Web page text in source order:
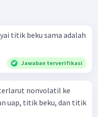
titik beku sama adalah
Jawaban terverifikasi
nonvolatil ke
uap, titik beku, dan titik